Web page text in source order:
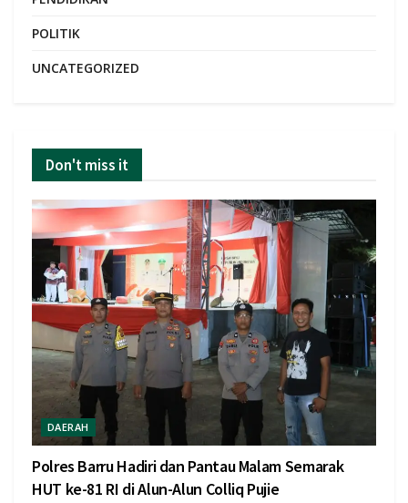
POLITIK
UNCATEGORIZED
Don't miss it
DAERAH
Polres Barru Hadiri dan Pantau Malam Semarak
HUT ke-81 RI di Alun-Alun Colliq Pujie